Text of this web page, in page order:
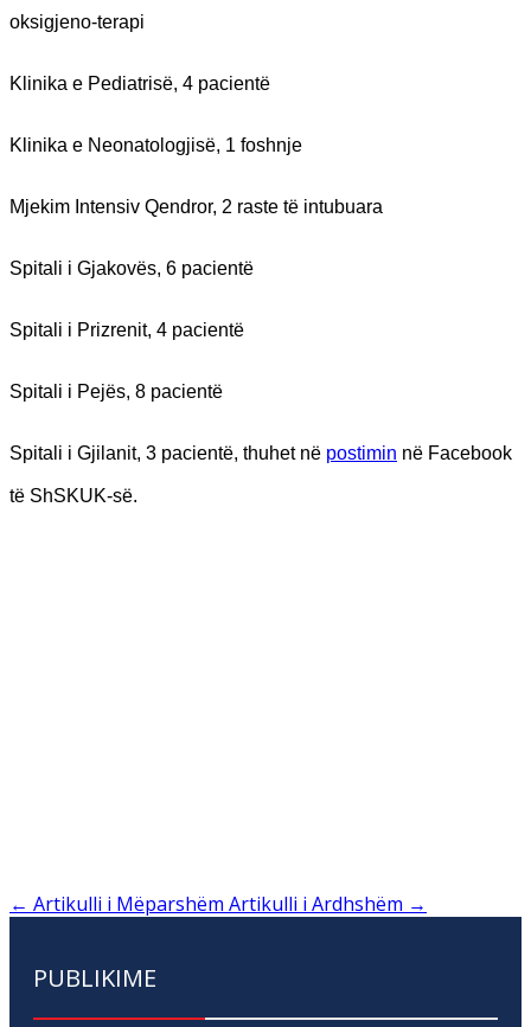
oksigjeno-terapi
Klinika e Pediatrisë, 4 pacientë
Klinika e Neonatologjisë, 1 foshnje
Mjekim Intensiv Qendror, 2 raste të intubuara
Spitali i Gjakovës, 6 pacientë
Spitali i Prizrenit, 4 pacientë
Spitali i Pejës, 8 pacientë
Spitali i Gjilanit, 3 pacientë, thuhet në postimin në Facebook
të ShSKUK-së.
← Artikulli i Mëparshëm Artikulli i Ardhshëm →
PUBLIKIME